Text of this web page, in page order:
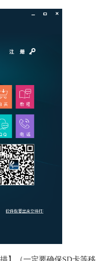
】（一定要确保SD卡等移